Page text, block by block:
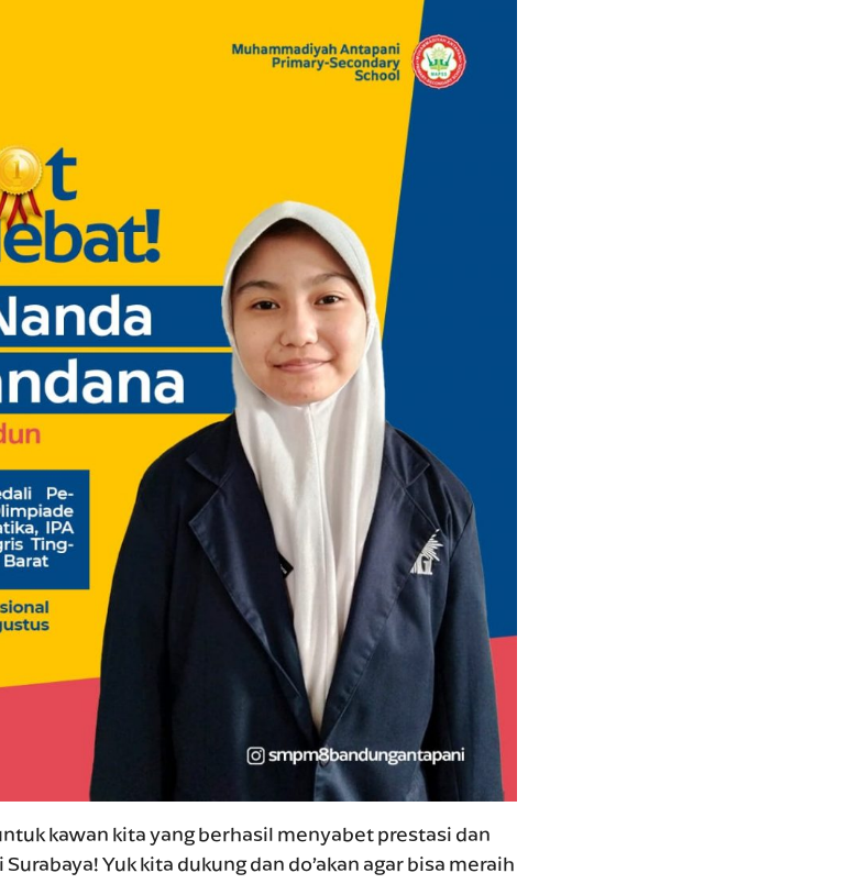
kawan kita yang berhasil menyabet prestasi dan
Yuk kita dukung dan do’akan agar bisa meraih